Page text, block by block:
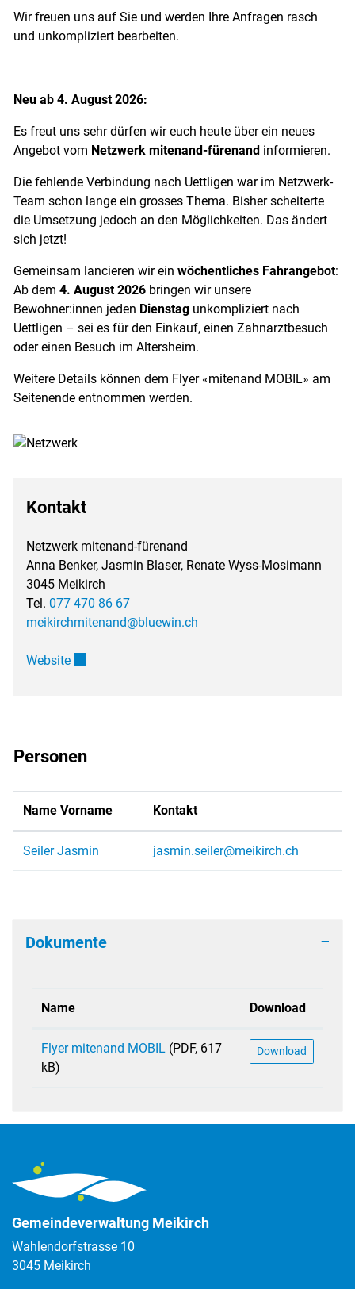
Wir freuen uns auf Sie und werden Ihre Anfragen rasch
und unkompliziert bearbeiten.
Neu ab 4. August 2026:
Es freut uns sehr dürfen wir euch heute über ein neues
Angebot vom Netzwerk mitenand-fürenand informieren.
Die fehlende Verbindung nach Uettligen war im Netzwerk-
Team schon lange ein grosses Thema. Bisher scheiterte
die Umsetzung jedoch an den Möglichkeiten. Das ändert
sich jetzt!
Gemeinsam lancieren wir ein wöchentliches Fahrangebot:
Ab dem 4. August 2026 bringen wir unsere
Bewohner:innen jeden Dienstag unkompliziert nach
Uettligen – sei es für den Einkauf, einen Zahnarztbesuch
oder einen Besuch im Altersheim.
Weitere Details können dem Flyer «mitenand MOBIL» am
Seitenende entnommen werden.
Kontakt
Netzwerk mitenand-fürenand
Anna Benker, Jasmin Blaser, Renate Wyss-Mosimann
3045 Meikirch
Tel. 077 470 86 67
meikirchmitenand@bluewin.ch
WebsiteExterner Link wird in einem neuen Fenster geöffnet.
Personen
Name Vorname Kontakt
Seiler Jasmin jasmin.seiler@meikirch.ch
Dokumente
Name Download
Flyer mitenand MOBIL (PDF, 617
kB)
Download
Gemeindeverwaltung Meikirch
Wahlendorfstrasse 10
3045 Meikirch